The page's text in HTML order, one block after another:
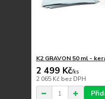
K2 GRAVON 50 ml -
2 499 Kč/ks
2 065 Kč bez DPH